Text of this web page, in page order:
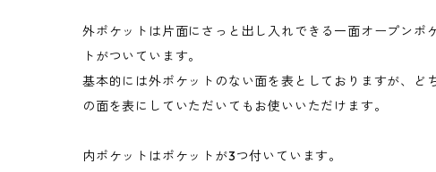
外ポケットは片面にさっと出し入れできる一面オープンポ
トがついています。
基本的には外ポケットのない面を表としておりますが、ど
の面を表にしていただいてもお使いいただけます。
内ポケットはポケットが3つ付いています。